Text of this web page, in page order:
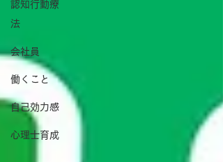
認知行動療
法
会社員
働くこと
自己効力感
心理士育成